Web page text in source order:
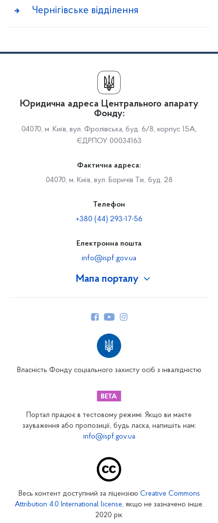
Чернігівське відділення
Мапа порталу
Закарпатське відділення
Запорізьке відділення
Кіровоградське відділення
Юридична адреса Центрального апарату
Фонду:
04070, м. Київ, вул. Фролівська, буд. 6/8, корпус 15А,
ЄДРПОУ 00034163
Фактична адреса:
04070, м. Київ, вул. Боричів Тік, буд. 28
Телефон
+380 (44) 293-17-56
Електронна пошта
info@ispf.gov.ua
Власність Фонду соціального захисту осіб з інвалідністю
Портал працює в тестовому режимі. Якщо ви маєте
зауваження або пропозиції, будь ласка, напишіть нам:
info@ispf.gov.ua
Весь контент доступний за ліцензією Creative Commons
Attribution 4.0 International license, якщо не зазначено інше.
2020 рік